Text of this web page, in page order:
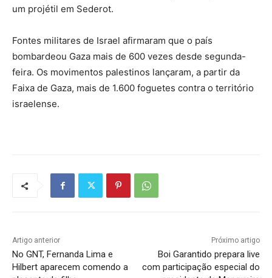
um projétil em Sederot.
Fontes militares de Israel afirmaram que o país
bombardeou Gaza mais de 600 vezes desde segunda-
feira. Os movimentos palestinos lançaram, a partir da
Faixa de Gaza, mais de 1.600 foguetes contra o território
israelense.
Artigo anterior
No GNT, Fernanda Lima e
Hilbert aparecem comendo a
Próximo artigo
Boi Garantido prepara live
com participação especial do